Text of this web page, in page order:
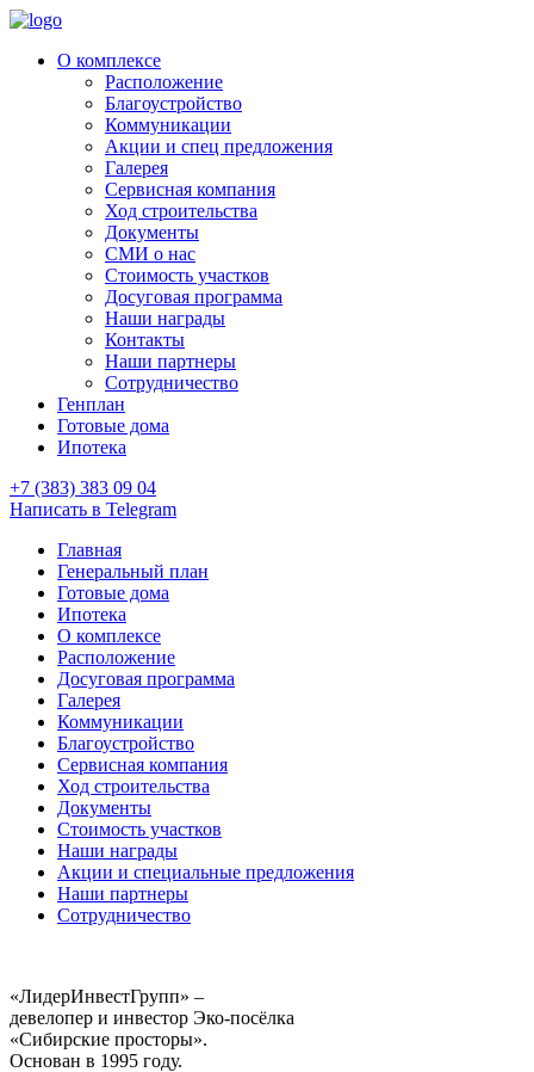
О комплексе
Расположение
Благоустройство
Коммуникации
Акции и спец предложения
Галерея
Сервисная компания
Ход строительства
Документы
СМИ о нас
Стоимость участков
Досуговая программа
Наши награды
Контакты
Наши партнеры
Сотрудничество
Генплан
Готовые дома
Ипотека
+7 (383) 383 09 04
Написать в Telegram
Главная
Генеральный план
Готовые дома
Ипотека
О комплексе
Расположение
Досуговая программа
Галерея
Коммуникации
Благоустройство
Сервисная компания
Ход строительства
Документы
Стоимость участков
Наши награды
Акции и специальные предложения
Наши партнеры
Сотрудничество
«ЛидерИнвестГрупп» –
девелопер и инвестор Эко-посёлка
«Сибирские просторы».
Основан в 1995 году.